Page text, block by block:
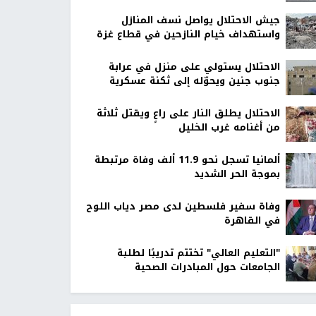
جيش الاحتلال يواصل نسف المنازل
واستهداف خيام النازحين في قطاع غزة
الاحتلال يستولي على منزل في عرابة
جنوب جنين ويحوّله إلى ثكنة عسكرية
الاحتلال يطلق النار على راعٍ ويقتل ثلاثة
من أغنامه غرب الخليل
ألمانيا تسجل نحو 11.9 ألف وفاة مرتبطة
بموجة الحر الشديد
وفاة سفير فلسطين لدى مصر دياب اللوح
في القاهرة
"التعليم العالي" تختتم تدريبًا لطلبة
الجامعات حول المبادرات الصحية